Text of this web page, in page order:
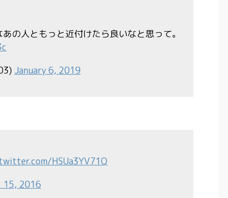
の人ともっと近付けたら良いなと思って。
January 6, 2019
HSUa3YV71Q
15, 2016